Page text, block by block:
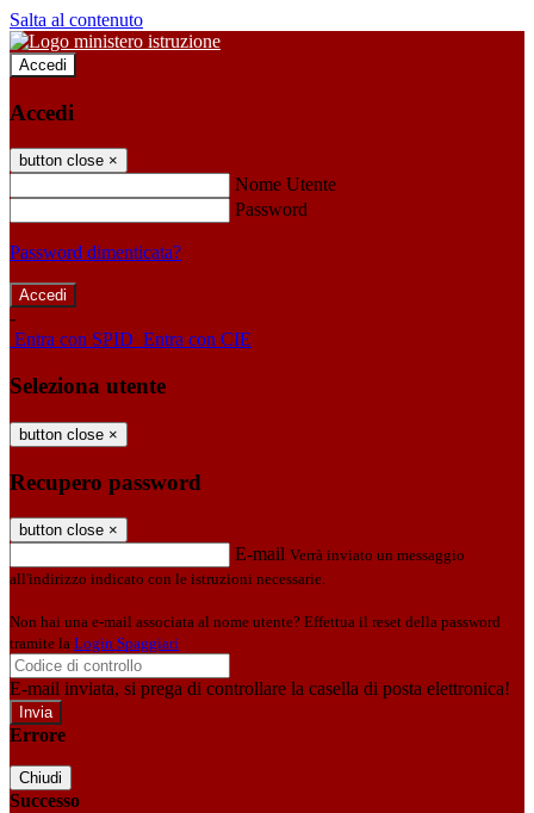
Salta al contenuto
Accedi
Accedi
button close ×
Nome Utente
Password
Password dimenticata?
-
Entra con SPID Entra con CIE
Seleziona utente
button close ×
Recupero password
button close ×
E-mail Verrà inviato un messaggio
all'indirizzo indicato con le istruzioni necessarie.
Non hai una e-mail associata al nome utente? Effettua il reset della password
tramite la Login Spaggiari
E-mail inviata, si prega di controllare la casella di posta elettronica!
Errore
Chiudi
Successo